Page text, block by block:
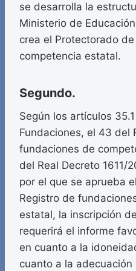
se desarrolla la
Ministerio de
crea el Protectorado
competencia estatal.
Segundo.
Según los artículos
Fundaciones, el 43 del
fundaciones de
del Real Decreto 1611/
por el que se aprueba
Registro de
estatal, la inscripción
requerirá el informe
en cuanto a la
cuanto a la